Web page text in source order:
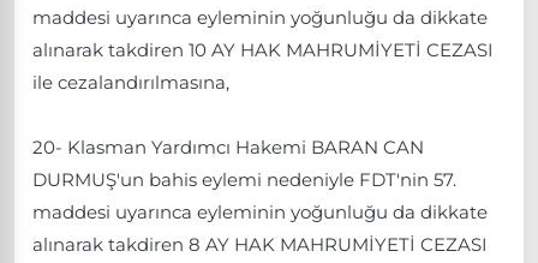
maddesi uyarınca eyleminin yoğunluğu da dikkate
alınarak takdiren 10 AY HAK MAHRUMİYETİ CEZASI
ile cezalandırılmasına,
20- Klasman Yardımcı Hakemi BARAN CAN
DURMUŞ'un bahis eylemi nedeniyle FDT'nin 57.
maddesi uyarınca eyleminin yoğunluğu da dikkate
alınarak takdiren 8 AY HAK MAHRUMİYETİ CEZASI